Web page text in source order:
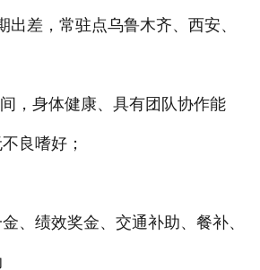
行业动态
出差，常驻点乌鲁木齐、西安、
，身体健康、具有团队协作能
良嗜好；
、绩效奖金、交通补助、餐补、